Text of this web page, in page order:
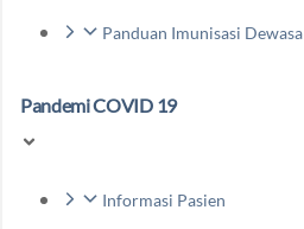
Panduan Imunisasi Dewasa
Pandemi COVID 19
Informasi Pasien